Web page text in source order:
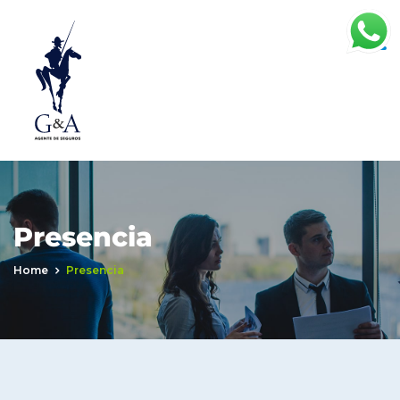
Presencia
Home Presencia